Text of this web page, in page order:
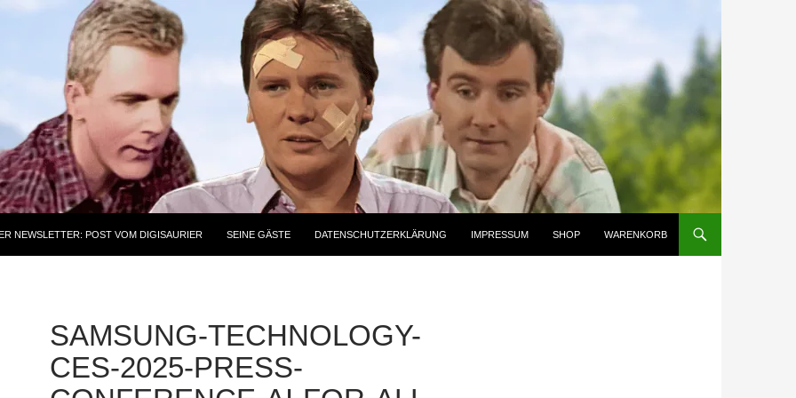
NEWSLETTER: POST VOM DIGISAURIER SEINE GÄSTE DATENSCHUTZERKLÄRUNG IMPRESSUM SHOP WARENKORB
SAMSUNG-TECHNOLOGY-
CES-2025-PRESS-